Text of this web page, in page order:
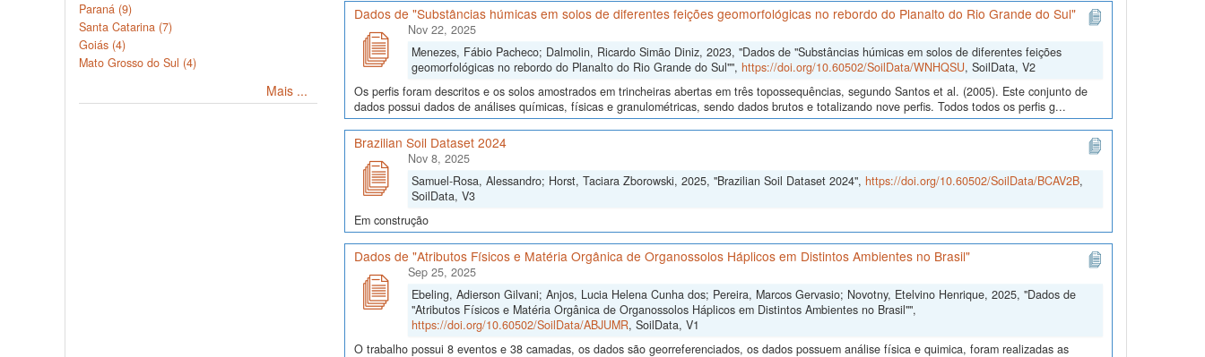
Paraná (9)
Santa Catarina (7)
Goiás (4)
Mato Grosso do Sul (4)
Mais ...
Dados de "Substâncias húmicas em solos de diferentes feições geomorfológicas no rebordo do Planalto do Rio Grande do Sul"
Nov 22, 2025
Menezes, Fábio Pacheco; Dalmolin, Ricardo Simão Diniz, 2023, "Dados de "Substâncias húmicas em solos de diferentes feições
geomorfológicas no rebordo do Planalto do Rio Grande do Sul"", https://doi.org/10.60502/SoilData/WNHQSU, SoilData, V2
Os perfis foram descritos e os solos amostrados em trincheiras abertas em três topossequências, segundo Santos et al. (2005). Este conjunto de
dados possui dados de análises químicas, físicas e granulométricas, sendo dados brutos e totalizando nove perfis. Todos todos os perfis g...
Brazilian Soil Dataset 2024
Nov 8, 2025
Samuel-Rosa, Alessandro; Horst, Taciara Zborowski, 2025, "Brazilian Soil Dataset 2024", https://doi.org/10.60502/SoilData/BCAV2B,
SoilData, V3
Em construção
Dados de "Atributos Físicos e Matéria Orgânica de Organossolos Háplicos em Distintos Ambientes no Brasil"
Sep 25, 2025
Ebeling, Adierson Gilvani; Anjos, Lucia Helena Cunha dos; Pereira, Marcos Gervasio; Novotny, Etelvino Henrique, 2025, "Dados de
"Atributos Físicos e Matéria Orgânica de Organossolos Háplicos em Distintos Ambientes no Brasil"",
https://doi.org/10.60502/SoilData/ABJUMR, SoilData, V1
O trabalho possui 8 eventos e 38 camadas, os dados são georreferenciados, os dados possuem análise física e quimica, foram realizadas as